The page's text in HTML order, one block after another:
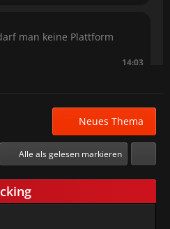
man keine Plattform
14:03
wir gerade dabei waren,
17:56
Bot! Dann hole ich mir
08:09
Neues Thema
Alle als gelesen markieren